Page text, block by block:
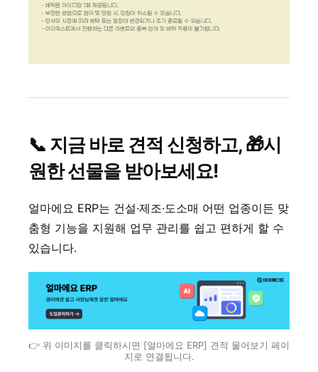
📞 지금 바로 견적 신청하고, 🎁시
원한 선물을 받아보세요!
얼마에요 ERP는 건설·제조·도소매 어떤 업종이든 맞
춤형 기능을 지원해 업무 관리를 쉽고 편하게 할 수
있습니다.
👉 위 이미지를 클릭하시면 [얼마에요 ERP] 견적 물어보기 페이
지로 연결됩니다.